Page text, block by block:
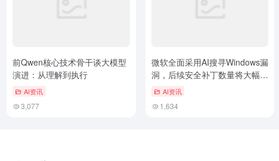
前Qwen核心技术骨干谈大模型
演进：从理解到执行
AI资讯
3,077
微软全面采用AI搜寻Windows漏
洞，后续安全补丁数量将大幅上
升 AI资讯
1,634